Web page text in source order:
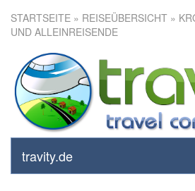
STARTSEITE » REISEÜBERSICHT »
UND ALLEINREISENDE
travity.de
Kroatien – für